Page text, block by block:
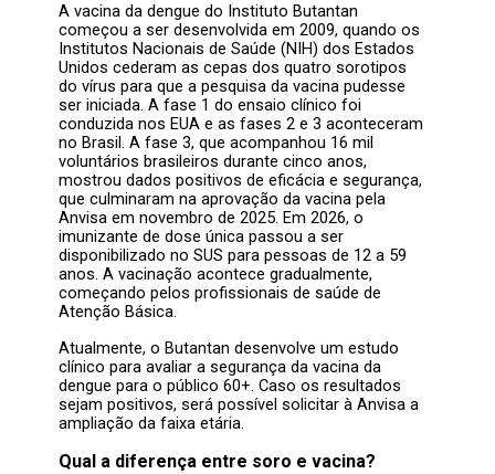
A vacina da dengue do Instituto Butantan
começou a ser desenvolvida em 2009, quando os
Institutos Nacionais de Saúde (NIH) dos Estados
Unidos cederam as cepas dos quatro sorotipos
do vírus para que a pesquisa da vacina pudesse
ser iniciada. A fase 1 do ensaio clínico foi
conduzida nos EUA e as fases 2 e 3 aconteceram
no Brasil. A fase 3, que acompanhou 16 mil
voluntários brasileiros durante cinco anos,
mostrou dados positivos de eficácia e segurança,
que culminaram na aprovação da vacina pela
Anvisa em novembro de 2025. Em 2026, o
imunizante de dose única passou a ser
disponibilizado no SUS para pessoas de 12 a 59
anos. A vacinação acontece gradualmente,
começando pelos profissionais de saúde de
Atenção Básica.
Atualmente, o Butantan desenvolve um estudo
clínico para avaliar a segurança da vacina da
dengue para o público 60+. Caso os resultados
sejam positivos, será possível solicitar à Anvisa a
ampliação da faixa etária.
Qual a diferença entre soro e vacina?